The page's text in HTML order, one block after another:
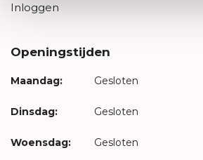
Inloggen
Openingstijden
Maandag: Gesloten
Dinsdag: Gesloten
Woensdag: Gesloten